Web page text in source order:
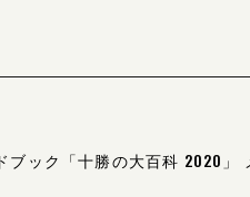
ック「十勝の大百科 2020」